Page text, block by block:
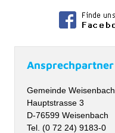
Ansprechpartner
Gemeinde Weisenbach
Hauptstrasse 3
D-76599 Weisenbach
Tel. (0 72 24) 9183-0